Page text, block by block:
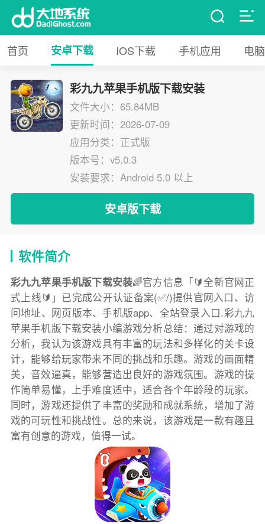
首页 安卓下载 IOS下载 手机应用 电
彩九九苹果手机版下载安装
文件大小：65.84MB
更新时间：2026-07-09
应用分类：正式版
版本号：v5.0.3
安装要求：Android 5.0 以上
安卓版下载
软件简介
彩九九苹果手机版下载安装🌈官方信息「🔰全新官网正
式上线🔰」已完成公开认证备案(✅/)提供官网入口、访
问地址、网页版本、手机版app、全站登录入口.彩九九
苹果手机版下载安装小编游戏分析总结：通过对游戏的
分析，我认为该游戏具有丰富的玩法和多样化的关卡设
计，能够给玩家带来不同的挑战和乐趣。游戏的画面精
美，音效逼真，能够营造出良好的游戏氛围。游戏的操
作简单易懂，上手难度适中，适合各个年龄段的玩家。
同时，游戏还提供了丰富的奖励和成就系统，增加了游
戏的可玩性和挑战性。总的来说，该游戏是一款有趣且
富有创意的游戏，值得一试。